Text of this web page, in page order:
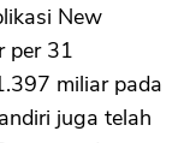
New
per 31
miliar pada
juga telah